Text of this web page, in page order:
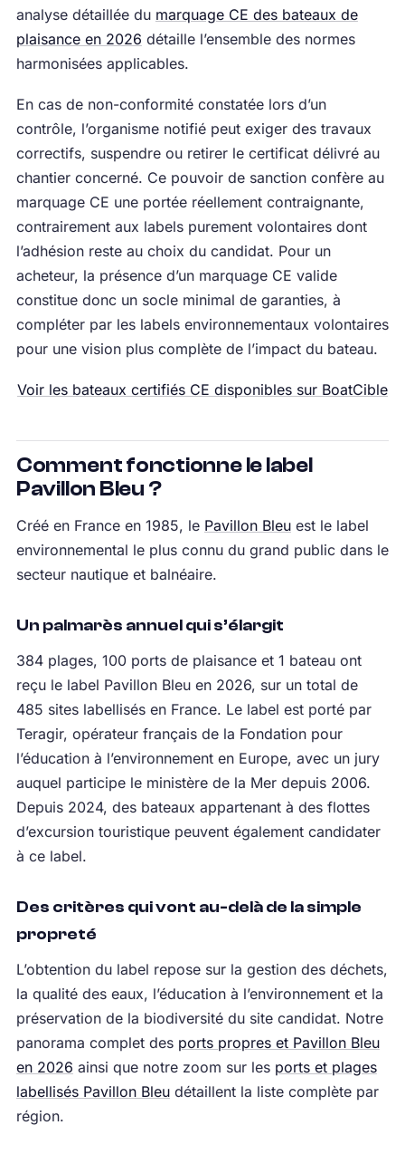
analyse détaillée du marquage CE des bateaux de
plaisance en 2026 détaille l’ensemble des normes
harmonisées applicables.
En cas de non-conformité constatée lors d’un
contrôle, l’organisme notifié peut exiger des travaux
correctifs, suspendre ou retirer le certificat délivré au
chantier concerné. Ce pouvoir de sanction confère au
marquage CE une portée réellement contraignante,
contrairement aux labels purement volontaires dont
l’adhésion reste au choix du candidat. Pour un
acheteur, la présence d’un marquage CE valide
constitue donc un socle minimal de garanties, à
compléter par les labels environnementaux volontaires
pour une vision plus complète de l’impact du bateau.
Voir les bateaux certifiés CE disponibles sur BoatCible
Comment fonctionne le label
Pavillon Bleu ?
Créé en France en 1985, le Pavillon Bleuest le label
environnemental le plus connu du grand public dans le
secteur nautique et balnéaire.
Un palmarès annuel qui s’élargit
384 plages, 100 ports de plaisance et 1 bateau ont
reçu le label Pavillon Bleu en 2026, sur un total de
485 sites labellisés en France. Le label est porté par
Teragir, opérateur français de la Fondation pour
l’éducation à l’environnement en Europe, avec un jury
auquel participe le ministère de la Mer depuis 2006.
Depuis 2024, des bateaux appartenant à des flottes
d’excursion touristique peuvent également candidater
à ce label.
Des critères qui vont au-delà de la simple
propreté
L’obtention du label repose sur la gestion des déchets,
la qualité des eaux, l’éducation à l’environnement et la
préservation de la biodiversité du site candidat. Notre
panorama complet des ports propres et Pavillon Bleu
en 2026 ainsi que notre zoom sur les ports et plages
labellisés Pavillon Bleudétaillent la liste complète par
région.